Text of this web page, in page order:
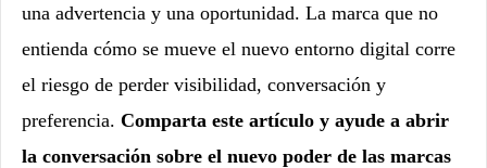
una advertencia y una oportunidad. La marca que no
entienda cómo se mueve el nuevo entorno digital corre
el riesgo de perder visibilidad, conversación y
preferencia. Comparta este artículo y ayude a abrir
la conversación sobre el nuevo poder de las marcas